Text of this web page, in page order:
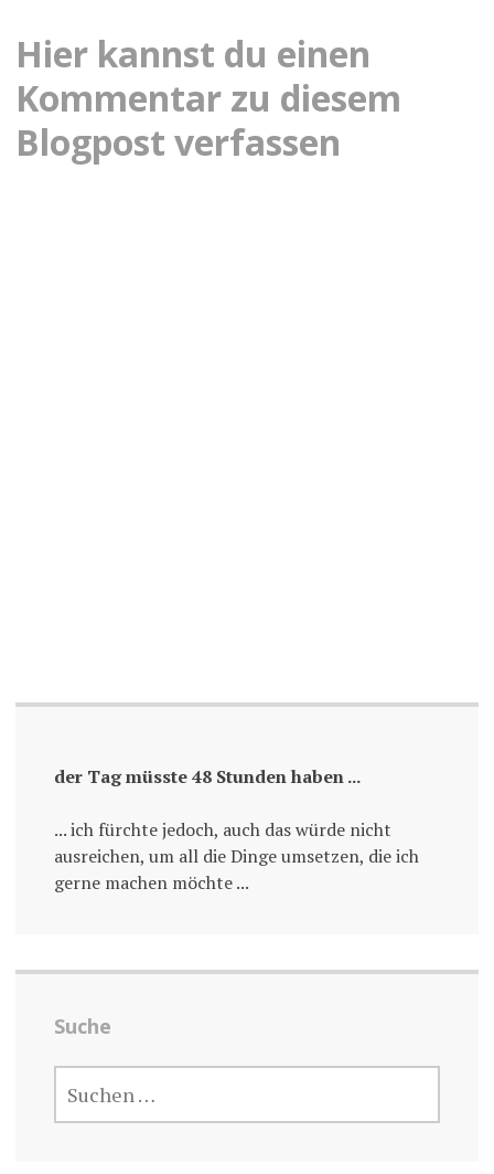
Hier kannst du einen
Kommentar zu diesem
Blogpost verfassen
der Tag müsste 48 Stunden haben ...
... ich fürchte jedoch, auch das würde nicht
ausreichen, um all die Dinge umsetzen, die ich
gerne machen möchte ...
Suche
NACH: